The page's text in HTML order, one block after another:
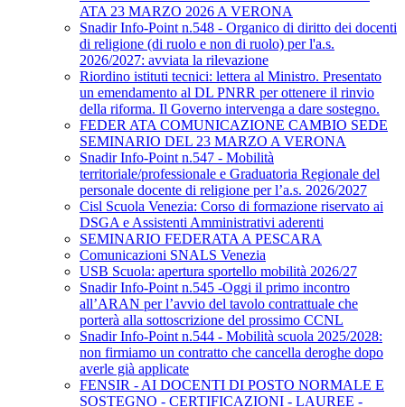
ATA 23 MARZO 2026 A VERONA
Snadir Info-Point n.548 - Organico di diritto dei docenti
di religione (di ruolo e non di ruolo) per l'a.s.
2026/2027: avviata la rilevazione
Riordino istituti tecnici: lettera al Ministro. Presentato
un emendamento al DL PNRR per ottenere il rinvio
della riforma. Il Governo intervenga a dare sostegno.
FEDER ATA COMUNICAZIONE CAMBIO SEDE
SEMINARIO DEL 23 MARZO A VERONA
Snadir Info-Point n.547 - Mobilità
territoriale/professionale e Graduatoria Regionale del
personale docente di religione per l’a.s. 2026/2027
Cisl Scuola Venezia: Corso di formazione riservato ai
DSGA e Assistenti Amministrativi aderenti
SEMINARIO FEDERATA A PESCARA
Comunicazioni SNALS Venezia
USB Scuola: apertura sportello mobilità 2026/27
Snadir Info-Point n.545 -Oggi il primo incontro
all’ARAN per l’avvio del tavolo contrattuale che
porterà alla sottoscrizione del prossimo CCNL
Snadir Info-Point n.544 - Mobilità scuola 2025/2028:
non firmiamo un contratto che cancella deroghe dopo
averle già applicate
FENSIR - AI DOCENTI DI POSTO NORMALE E
SOSTEGNO - CERTIFICAZIONI - LAUREE -